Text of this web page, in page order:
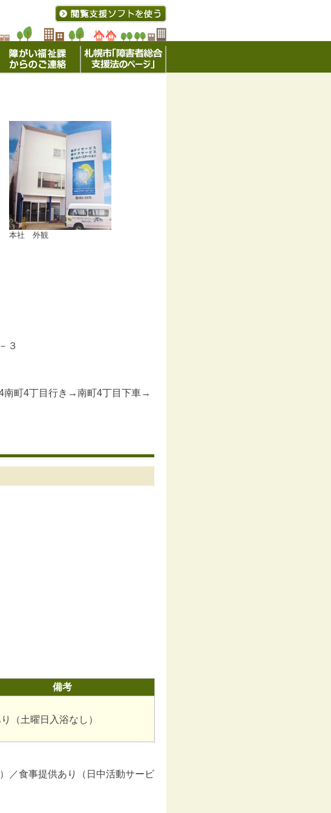
本社 外観
３
南町4丁目行き→南町4丁目下車→
備考
（土曜日入浴なし）
／食事提供あり（日中活動サービ